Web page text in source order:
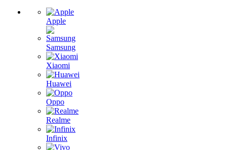
Apple
Samsung
Xiaomi
Huawei
Oppo
Realme
Infinix